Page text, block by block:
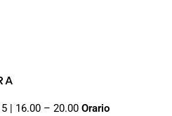
| 16.00 – 20.00 Orario